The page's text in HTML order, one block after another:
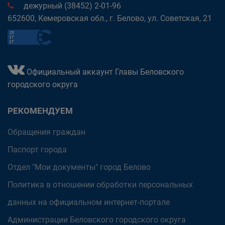
дежурный (38452) 2-01-96
652600, Кемеровская обл., г. Белово, ул. Советская, 21
Официальный аккаунт Главы Беловского
городского округа
РЕКОМЕНДУЕМ
Обращения граждан
Паспорт города
Отдел "Мои документы" город Белово
Политика в отношении обработки персональных
данных на официальном интернет-портале
Администрации Беловского городского округа